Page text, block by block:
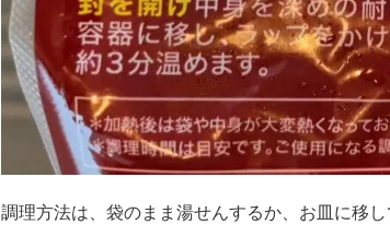
調理方法は、袋のまま湯せんするか、お皿に移